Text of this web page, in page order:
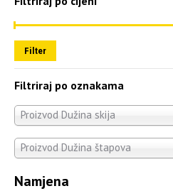
Filter
Filtriraj po oznakama
Proizvod Dužina skija
Proizvod Dužina štapova
Namjena